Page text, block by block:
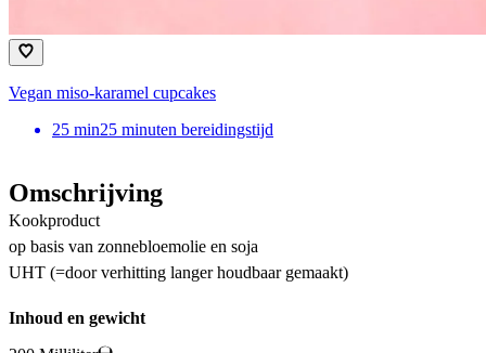
Vegan miso-karamel cupcakes
25 min25 minuten bereidingstijd
Omschrijving
Kookproduct
op basis van zonnebloemolie en soja
UHT (=door verhitting langer houdbaar gemaakt)
Inhoud en gewicht